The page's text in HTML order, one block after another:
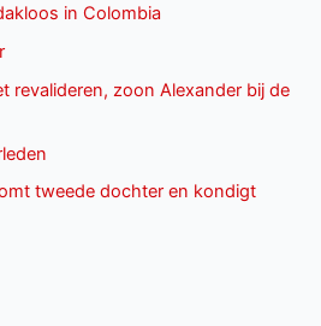
in Colombia
revalideren, zoon Alexander bij de
tweede dochter en kondigt